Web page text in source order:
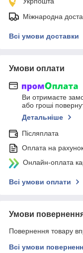
Міжнародна
Всі умови доставки
Умови оплати
Ви отримаєте
або гроші
Детальніше
Післяплата
Оплата на
Онлайн-оплата
Всі умови оплати
Умови
Повернення товару
Всі умови